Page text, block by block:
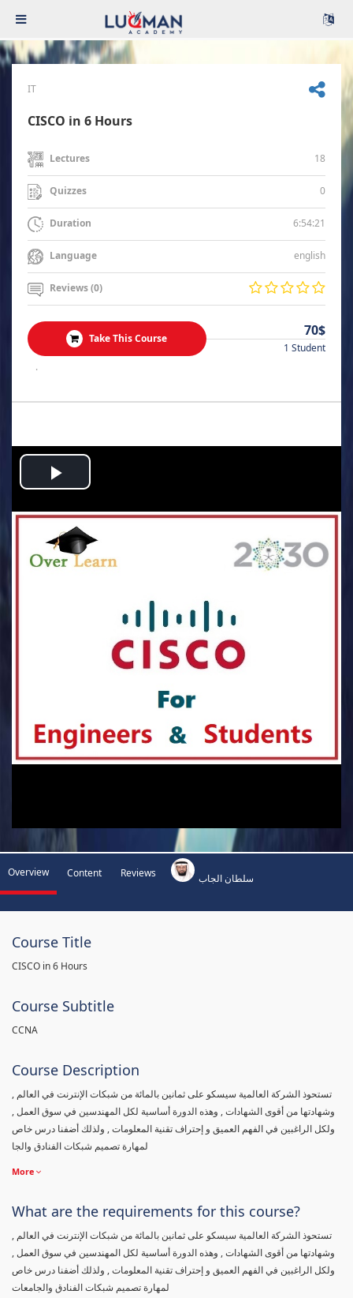
IT
CISCO in 6 Hours
Lectures 18
Quizzes 0
Duration 6:54:21
Language english
Reviews (0)
Take This Course 70$
1 Student
.
Play
Video
Overview Content Reviews سلطان الجاب
Course Title
CISCO in 6 Hours
Course Subtitle
CCNA
Course Description
تستحوذ الشركة العالمية سيسكو على ثمانين بالمائة من شبكات الإنترنت في العالم ,
وشهادتها من أقوى الشهادات , وهذه الدورة أساسية لكل المهندسين في سوق العمل ,
ولكل الراغبين في الفهم العميق و إحتراف تقنية المعلومات , ولذلك أضفنا درس خاص
لمهارة تصميم شبكات الفنادق والجا
More
What are the requirements for this course?
تستحوذ الشركة العالمية سيسكو على ثمانين بالمائة من شبكات الإنترنت في العالم ,
وشهادتها من أقوى الشهادات , وهذه الدورة أساسية لكل المهندسين في سوق العمل ,
ولكل الراغبين في الفهم العميق و إحتراف تقنية المعلومات , ولذلك أضفنا درس خاص
لمهارة تصميم شبكات الفنادق والجامعات